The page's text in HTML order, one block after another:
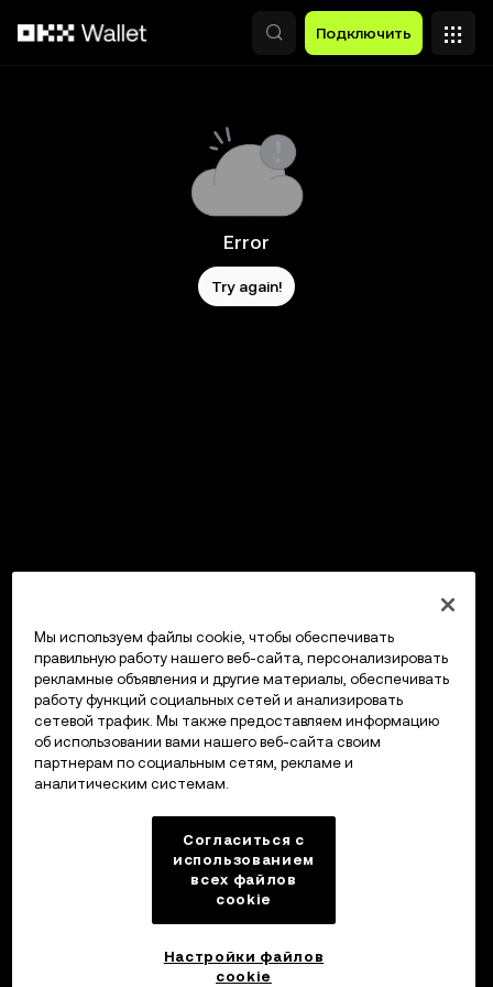
Подключить
Error
Try again!
Мы используем файлы cookie, чтобы обеспечивать
правильную работу нашего веб-сайта, персонализировать
рекламные объявления и другие материалы, обеспечивать
работу функций социальных сетей и анализировать
сетевой трафик. Мы также предоставляем информацию
об использовании вами нашего веб-сайта своим
партнерам по социальным сетям, рекламе и
аналитическим системам.
Согласиться с
использованием
всех файлов
cookie
Настройки файлов
cookie